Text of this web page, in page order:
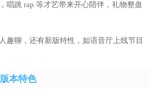
唱跳 rap 等才艺带来开心陪伴，礼物整蛊
趣聊，还有新版特性，如语音厅上线节目
本特色